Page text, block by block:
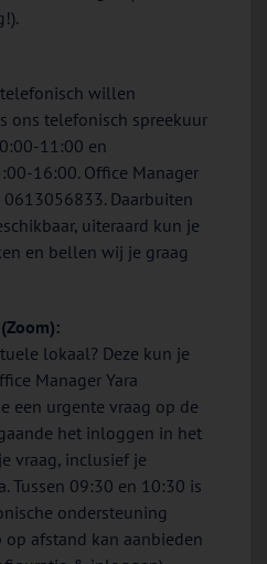
willen
ons telefonisch spreekuur
11:00 en
16:00. Office Manager
Daarbuiten
uiteraard kun je
en bellen wij je graag
lokaal? Deze kun je
Manager Yara
een urgente vraag op de
het inloggen in het
vraag, inclusief je
Tussen 09:30 en 10:30 is
ondersteuning
afstand kan aanbieden